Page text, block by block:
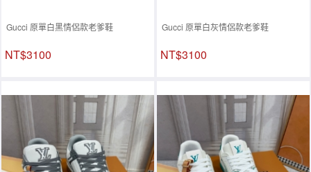
Gucci 原單白黑情侶款老爹鞋
NT$3100
Gucci 原單白灰情侶款老爹鞋
NT$3100